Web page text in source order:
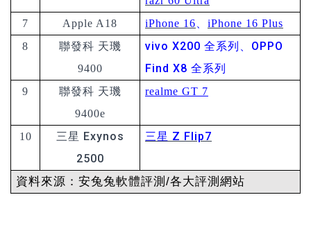
7
Apple A18 iPhone 16
iPhone 16 Plus
8
聯發科 天璣
9400
vivo X200 全系列
OPPO
Find X8 全系列
9
聯發科 天璣
9400e
realme GT 7
10
三星 Exynos
2500
三星 Z Flip7
資料來源：安兔兔軟體評測/各大評測網站